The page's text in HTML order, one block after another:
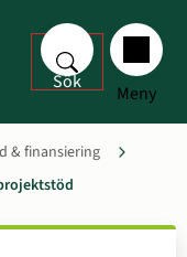
Sök Meny
& finansiering